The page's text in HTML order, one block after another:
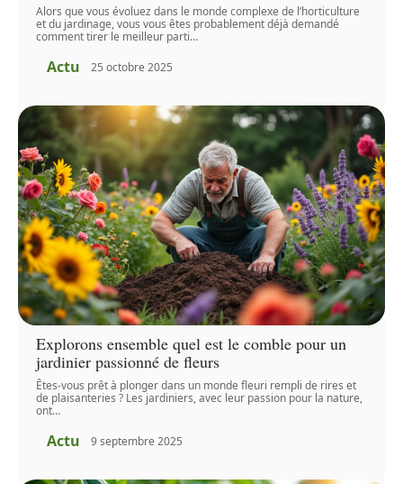
Alors que vous évoluez dans le monde complexe de l’horticulture
et du jardinage, vous vous êtes probablement déjà demandé
comment tirer le meilleur parti…
Actu 25 octobre 2025
Explorons ensemble quel est le comble pour un
jardinier passionné de fleurs
Êtes-vous prêt à plonger dans un monde fleuri rempli de rires et
de plaisanteries ? Les jardiniers, avec leur passion pour la nature,
ont…
Actu 9 septembre 2025